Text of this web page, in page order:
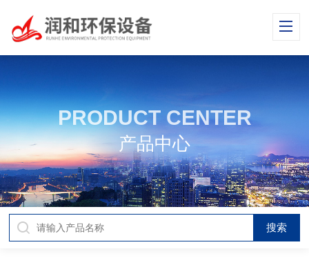
PRODUCT CENTER
产品中心